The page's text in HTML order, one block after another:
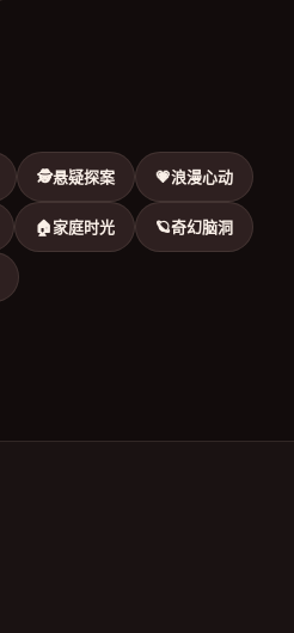
🕵悬疑探案 💗浪漫心动
🏠家庭时光 🪐奇幻脑洞